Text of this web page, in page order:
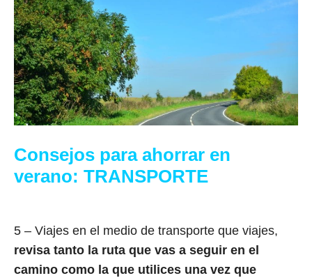
Consejos para ahorrar en
verano: TRANSPORTE
5 – Viajes en el medio de transporte que viajes,
revisa tanto la ruta que vas a seguir en el
camino como la que utilices una vez que